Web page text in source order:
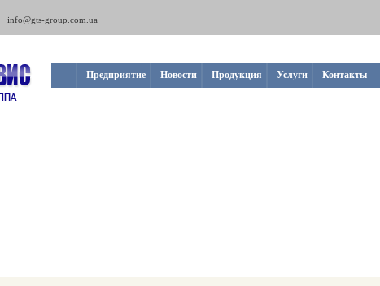
info@gts-group.com.ua
Предприятие Новости Продукция Услуги Контакты